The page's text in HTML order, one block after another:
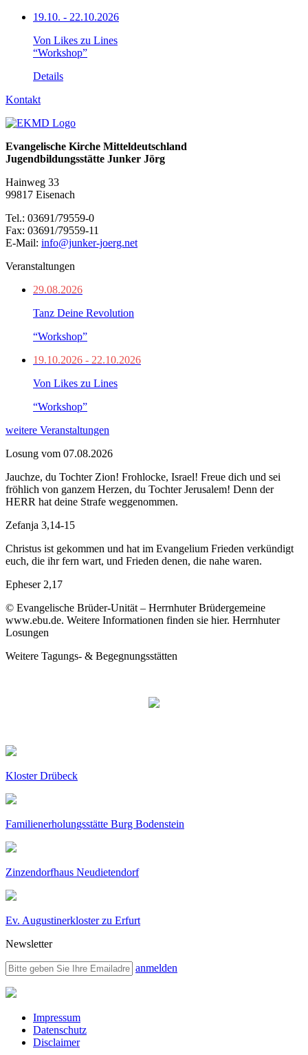
19.10. - 22.10.2026
Von Likes zu Lines
“Workshop”
Details
Kontakt
Evangelische Kirche Mitteldeutschland
Jugendbildungsstätte Junker Jörg
Hainweg 33
99817 Eisenach
Tel.: 03691/79559-0
Fax: 03691/79559-11
E-Mail: info@junker-joerg.net
Veranstaltungen
29.08.2026
Tanz Deine Revolution
“Workshop”
19.10.2026 - 22.10.2026
Von Likes zu Lines
“Workshop”
weitere Veranstaltungen
Losung vom 07.08.2026
Jauchze, du Tochter Zion! Frohlocke, Israel! Freue dich und sei
fröhlich von ganzem Herzen, du Tochter Jerusalem! Denn der
HERR hat deine Strafe weggenommen.
Zefanja 3,14-15
Christus ist gekommen und hat im Evangelium Frieden verkündigt
euch, die ihr fern wart, und Frieden denen, die nahe waren.
Epheser 2,17
© Evangelische Brüder-Unität – Herrnhuter Brüdergemeine
www.ebu.de. Weitere Informationen finden sie hier. Herrnhuter
Losungen
Weitere Tagungs- & Begegnungsstätten
Kloster Drübeck
Familienerholungsstätte Burg Bodenstein
Zinzendorfhaus Neudietendorf
Ev. Augustinerkloster zu Erfurt
Newsletter
anmelden
Impressum
Datenschutz
Disclaimer